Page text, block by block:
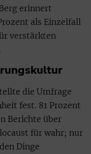
erinnert
als Einzelfall
verstärkten
die Umfrage
fest. 81 Prozent
Berichte über
für wahr; nur
Dinge